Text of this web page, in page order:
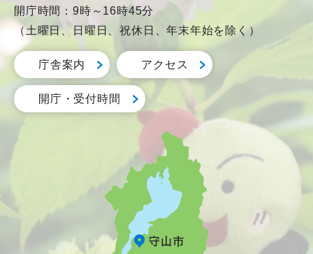
開庁時間：9時～16時45分
（土曜日、日曜日、祝休日、年末年始を除く）
庁舎案内 アクセス
開庁・受付時間